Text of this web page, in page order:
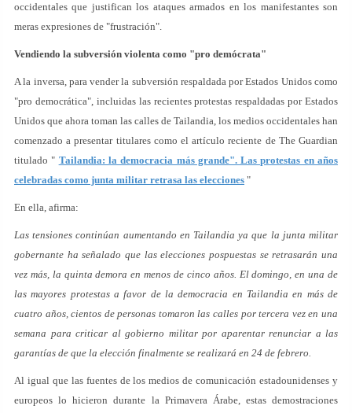
occidentales que justifican los ataques armados en los manifestantes son
meras expresiones de "frustración".
Vendiendo la subversión violenta como "pro demócrata"
A la inversa, para vender la subversión respaldada por Estados Unidos como
"pro democrática", incluidas las recientes protestas respaldadas por Estados
Unidos que ahora toman las calles de Tailandia, los medios occidentales han
comenzado a presentar titulares como el artículo reciente de The Guardian
titulado " Tailandia: la democracia más grande". Las protestas en años
celebradas como junta militar retrasa las elecciones "
En ella, afirma:
Las tensiones continúan aumentando en Tailandia ya que la junta militar
gobernante ha señalado que las elecciones pospuestas se retrasarán una
vez más, la quinta demora en menos de cinco años. El domingo, en una de
las mayores protestas a favor de la democracia en Tailandia en más de
cuatro años, cientos de personas tomaron las calles por tercera vez en una
semana para criticar al gobierno militar por aparentar renunciar a las
garantías de que la elección finalmente se realizará en 24 de febrero.
Al igual que las fuentes de los medios de comunicación estadounidenses y
europeos lo hicieron durante la Primavera Árabe, estas demostraciones